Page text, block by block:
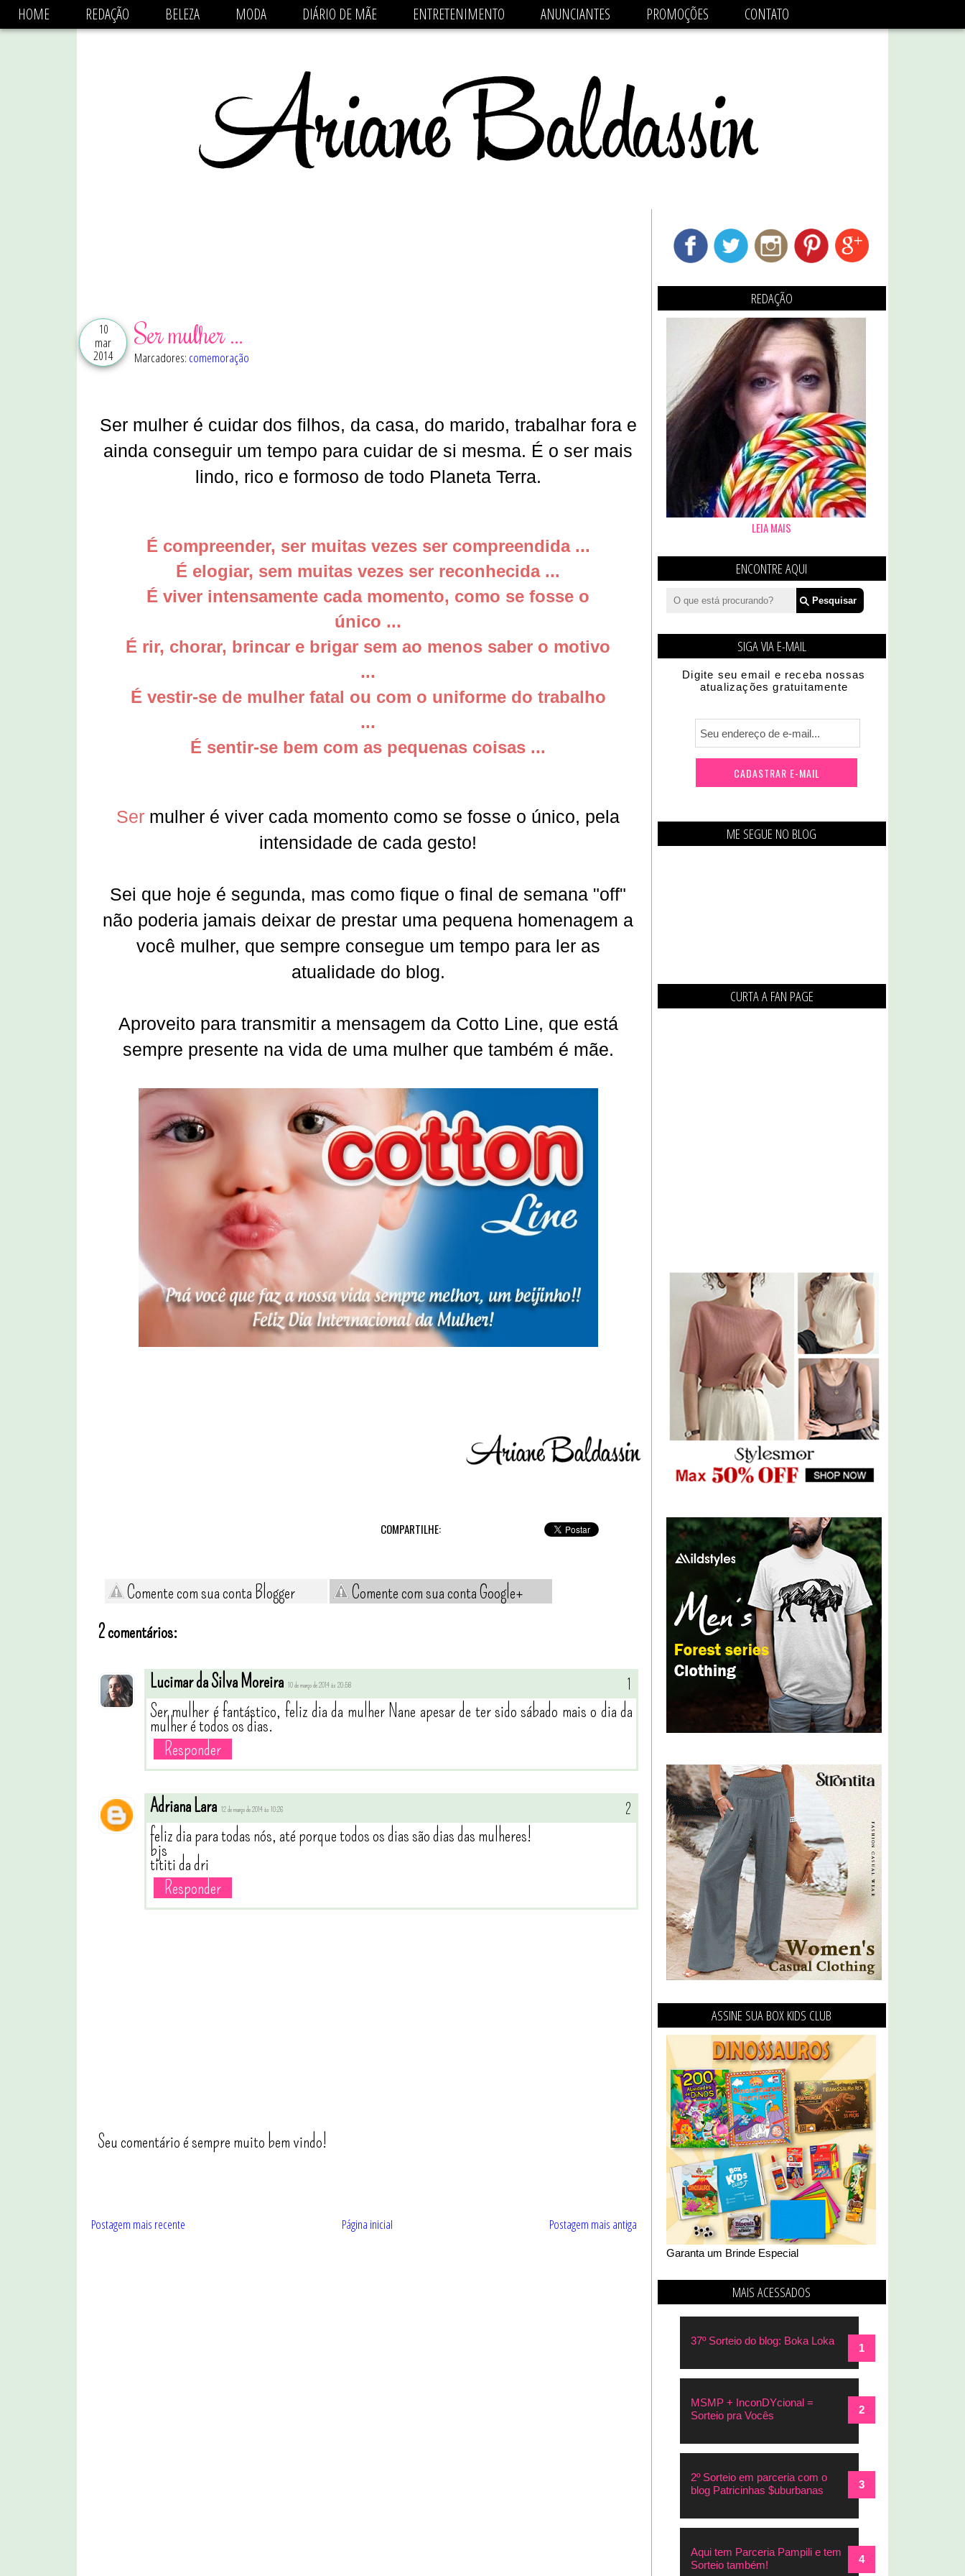
async='async' data-ad-client='ca-pub-1470782825684808' src='https://pagead2.googlesyndication.com/pagead/js/adsbygoogle.js'/>
HOME REDAÇÃO BELEZA MODA DIÁRIO DE MÃE ENTRETENIMENTO ANUNCIANTES PROMOÇÕES CONTATO
10
mar
2014
Ser mulher ...
Marcadores: comemoração
Ser mulher é cuidar dos filhos, da casa, do marido, trabalhar fora e
ainda conseguir um tempo para cuidar de si mesma. É o ser mais
lindo, rico e formoso de todo Planeta Terra.
É compreender, ser muitas vezes ser compreendida ...
É elogiar, sem muitas vezes ser reconhecida ...
É viver intensamente cada momento, como se fosse o
único ...
É rir, chorar, brincar e brigar sem ao menos saber o motivo
...
É vestir-se de mulher fatal ou com o uniforme do trabalho
...
É sentir-se bem com as pequenas coisas ...
Ser mulher é viver cada momento como se fosse o único, pela
intensidade de cada gesto!
Sei que hoje é segunda, mas como fique o final de semana "off"
não poderia jamais deixar de prestar uma pequena homenagem a
você mulher, que sempre consegue um tempo para ler as
atualidade do blog.
Aproveito para transmitir a mensagem da Cotto Line, que está
sempre presente na vida de uma mulher que também é mãe.
COMPARTILHE:
Comente com sua conta Blogger
Comente com sua conta Google+
2 comentários:
Lucimar da Silva Moreira 10 de março de 2014 às 20:58
Ser mulher é fantástico, feliz dia da mulher Nane apesar de ter sido sábado mais o dia da
mulher é todos os dias.
Responder
Adriana Lara 12 de março de 2014 às 10:26
feliz dia para todas nós, até porque todos os dias são dias das mulheres!
bjs
tititi da dri
Responder
Seu comentário é sempre muito bem vindo!
Postagem mais recente Postagem mais antiga
Página inicial
REDAÇÃO
LEIA MAIS
ENCONTRE AQUI
SIGA VIA E-MAIL
Digite seu email e receba nossas
atualizações gratuitamente
ME SEGUE NO BLOG
CURTA A FAN PAGE
ASSINE SUA BOX KIDS CLUB
Garanta um Brinde Especial
MAIS ACESSADOS
37º Sorteio do blog: Boka Loka
MSMP + InconDYcional =
Sorteio pra Vocês
2º Sorteio em parceria com o
blog Patricinhas $uburbanas
Aqui tem Parceria Pampili e tem
Sorteio também!